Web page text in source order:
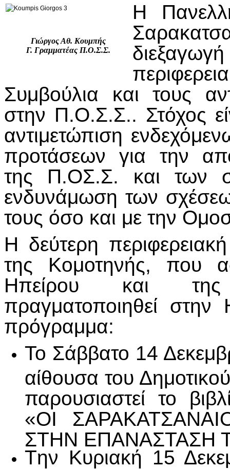
Γιώργος Αθ. Κουμπής
Γ. Γραμματέας Π.Ο.Σ.Σ.
Η
Συμβούλια και τους
στην Π.Ο.Σ.Σ.. Στόχος
αντιμετώπιση
προτάσεων για την
της Π.ΟΣ.Σ. και των
ενδυνάμωση των
τους όσο και με την
Η δεύτερη
της Κομοτηνής, που
Ηπείρου και της
πραγματοποιηθεί
πρόγραμμα:
Το Σάββατο 14
αίθουσα του
παρουσιαστεί το
«ΟΙ
ΣΤΗΝ ΕΠΑΝΑΣΤΑΣΗ
Tην Κυριακή 15